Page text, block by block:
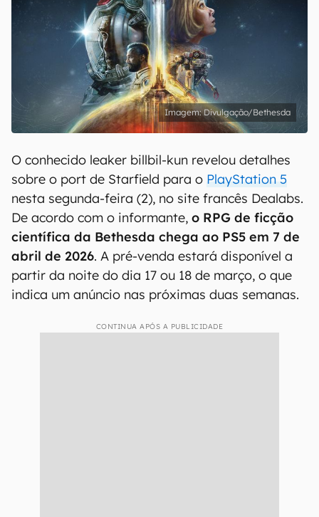
Divulgação/Bethesda
O conhecido leaker billbil-kun revelou detalhes
sobre o port de Starfield para o PlayStation 5
nesta segunda-feira (2), no site francês Dealabs.
De acordo com o informante, o RPG de ficção
científica da Bethesda chega ao PS5 em 7 de
abril de 2026. A pré-venda estará disponível a
partir da noite do dia 17 ou 18 de março, o que
indica um anúncio nas próximas duas semanas.
CONTINUA APÓS A PUBLICIDADE